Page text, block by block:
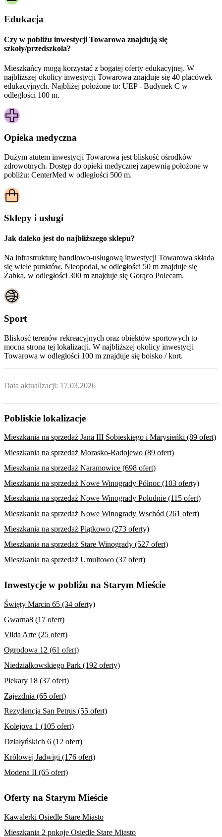
Edukacja
Czy w pobliżu inwestycji Towarowa znajdują się
szkoły/przedszkola?
Mieszkańcy mogą korzystać z bogatej oferty edukacyjnej. W
najbliższej okolicy inwestycji Towarowa znajduje się 40 placówek
edukacyjnych. Najbliżej położone to: UEP - Budynek C w
odległości 100 m.
Opieka medyczna
Dużym atutem inwestycji Towarowa jest bliskość ośrodków
zdrowotnych. Dostęp do opieki medycznej zapewnią położone w
pobliżu: CenterMed w odległości 500 m.
Sklepy i usługi
Jak daleko jest do najbliższego sklepu?
Na infrastrukturę handlowo-usługową inwestycji Towarowa składa
się wiele punktów. Nieopodal, w odległości 50 m znajduje się
Żabka, w odległości 300 m znajduje się Gorąco Polecam.
Sport
Bliskość terenów rekreacyjnych oraz obiektów sportowych to
mocna strona tej lokalizacji. W najbliższej okolicy inwestycji
Towarowa w odległości 100 m znajduje się boisko / kort.
Data aktualizacji: 17.03.2026
Pobliskie lokalizacje
Mieszkania na sprzedaż Jana III Sobieskiego i Marysieńki (89 ofert)
Mieszkania na sprzedaż Morasko-Radojewo (89 ofert)
Mieszkania na sprzedaż Naramowice (698 ofert)
Mieszkania na sprzedaż Nowe Winogrady Północ (103 oferty)
Mieszkania na sprzedaż Nowe Winogrady Południe (115 ofert)
Mieszkania na sprzedaż Nowe Winogrady Wschód (261 ofert)
Mieszkania na sprzedaż Piątkowo (273 oferty)
Mieszkania na sprzedaż Stare Winogrady (527 ofert)
Mieszkania na sprzedaż Umultowo (37 ofert)
Inwestycje w pobliżu na Starym Mieście
Święty Marcin 65 (34 oferty)
Gwarna8 (17 ofert)
Vilda Arte (25 ofert)
Ogrodowa 12 (61 ofert)
Niedziałkowskiego Park (192 oferty)
Piekary 18 (37 ofert)
Zajezdnia (65 ofert)
Rezydencja San Petrus (55 ofert)
Kolejova 1 (105 ofert)
Działyńskich 6 (12 ofert)
Królowej Jadwigi (176 ofert)
Modena II (65 ofert)
Oferty na Starym Mieście
Kawalerki Osiedle Stare Miasto
Mieszkania 2 pokoje Osiedle Stare Miasto